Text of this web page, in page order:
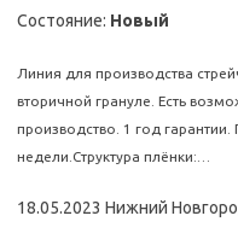
Состояние: Новый
Линия для производства
вторичной грануле. Есть
производство. 1 год гарантии.
недели.Структура плёнки:…
18.05.2023 Нижний